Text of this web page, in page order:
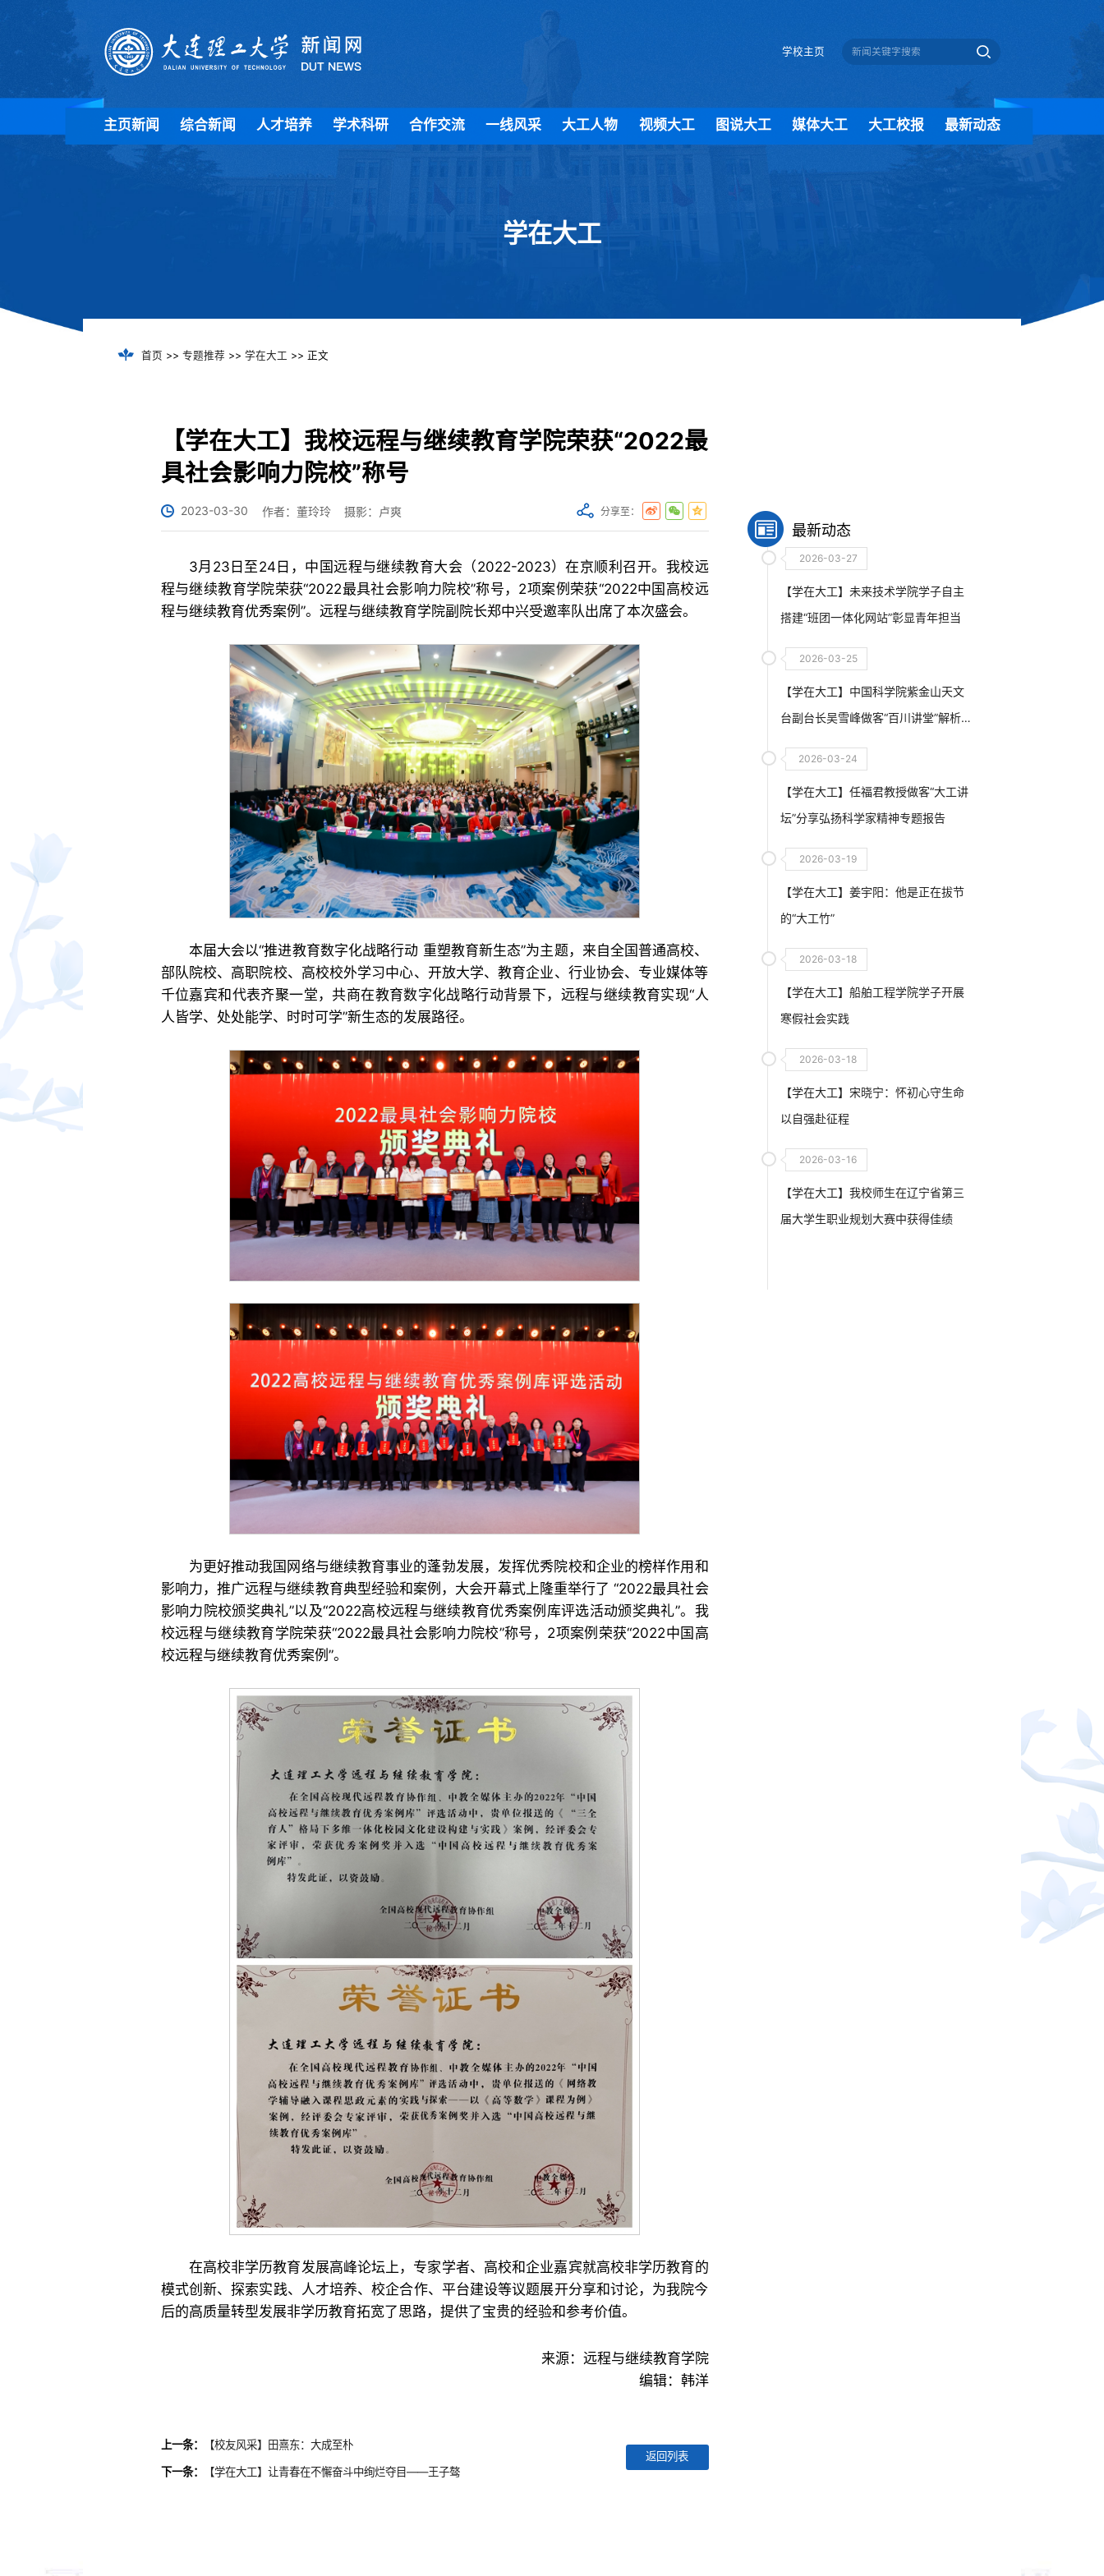
学校主页
主页新闻 综合新闻 人才培养 学术科研 合作交流 一线风采 大工人物 视频大工 图说大工 媒体大工 大工校报 最新动态
学在大工
首页 >> 专题推荐 >> 学在大工 >> 正文
【学在大工】我校远程与继续教育学院荣获“2022最
具社会影响力院校”称号
2023-03-30 作者：董玲玲 摄影：卢爽 分享至：
3月23日至24日，中国远程与继续教育大会（2022-2023）在京顺利召开。我校远
程与继续教育学院荣获“2022最具社会影响力院校”称号，2项案例荣获“2022中国高校远
程与继续教育优秀案例”。远程与继续教育学院副院长郑中兴受邀率队出席了本次盛会。
本届大会以“推进教育数字化战略行动 重塑教育新生态”为主题，来自全国普通高校、
部队院校、高职院校、高校校外学习中心、开放大学、教育企业、行业协会、专业媒体等
千位嘉宾和代表齐聚一堂，共商在教育数字化战略行动背景下，远程与继续教育实现“人
人皆学、处处能学、时时可学”新生态的发展路径。
为更好推动我国网络与继续教育事业的蓬勃发展，发挥优秀院校和企业的榜样作用和
影响力，推广远程与继续教育典型经验和案例，大会开幕式上隆重举行了 “2022最具社会
影响力院校颁奖典礼”以及“2022高校远程与继续教育优秀案例库评选活动颁奖典礼”。我
校远程与继续教育学院荣获“2022最具社会影响力院校”称号，2项案例荣获“2022中国高
校远程与继续教育优秀案例”。
在高校非学历教育发展高峰论坛上，专家学者、高校和企业嘉宾就高校非学历教育的
模式创新、探索实践、人才培养、校企合作、平台建设等议题展开分享和讨论，为我院今
后的高质量转型发展非学历教育拓宽了思路，提供了宝贵的经验和参考价值。
来源：远程与继续教育学院
编辑：韩洋
上一条： 【校友风采】田熹东：大成至朴
下一条： 【学在大工】让青春在不懈奋斗中绚烂夺目——王子骜
返回列表
最新动态
2026-03-27
【学在大工】未来技术学院学子自主
搭建“班团一体化网站”彰显青年担当
2026-03-25
【学在大工】中国科学院紫金山天文
台副台长吴雪峰做客“百川讲堂”解析人
2026-03-24
【学在大工】任福君教授做客“大工讲
坛”分享弘扬科学家精神专题报告
2026-03-19
【学在大工】姜宇阳：他是正在拔节
的“大工竹”
2026-03-18
【学在大工】船舶工程学院学子开展
寒假社会实践
2026-03-18
【学在大工】宋晓宁：怀初心守生命
以自强赴征程
2026-03-16
【学在大工】我校师生在辽宁省第三
届大学生职业规划大赛中获得佳绩